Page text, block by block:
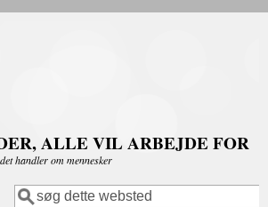
ALLE VIL ARBEJDE FOR
handler om mennesker
Søg